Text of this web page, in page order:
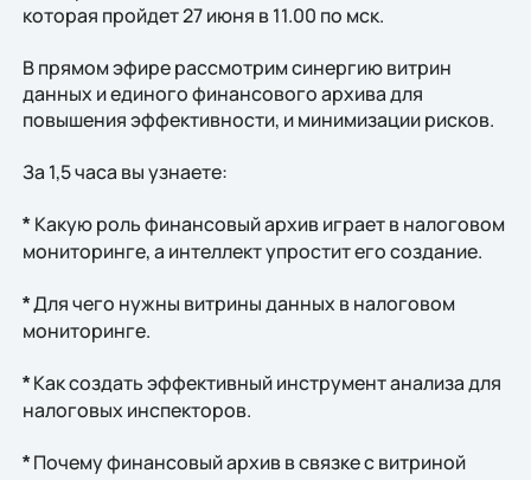
которая пройдет 27 июня в 11.00 по мск.
В прямом эфире рассмотрим синергию витрин
данных и единого финансового архива для
повышения эффективности, и минимизации рисков.
За 1,5 часа вы узнаете:
* Какую роль финансовый архив играет в налоговом
мониторинге, а интеллект упростит его создание.
*Для чего нужны витрины данных в налоговом
мониторинге.
*Как создать эффективный инструмент анализа для
налоговых инспекторов.
*Почему финансовый архив в связке с витриной